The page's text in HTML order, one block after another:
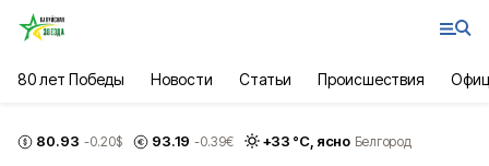
80 лет Победы Новости Статьи Происшествия
80.93 -0.20$ 93.19 -0.39€ +33 °С, ясно Белгород